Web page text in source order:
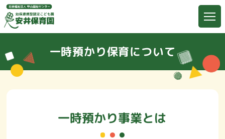
一時預かり保育について
一時預かり事業とは